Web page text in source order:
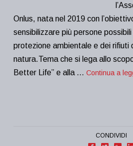
Onlus, nata nel 2019 con
sensibilizzare più persone
protezione ambientale e dei rifiuti
natura.Tema che si lega allo
Better Life” e alla … Continua a
CONDIVIDI